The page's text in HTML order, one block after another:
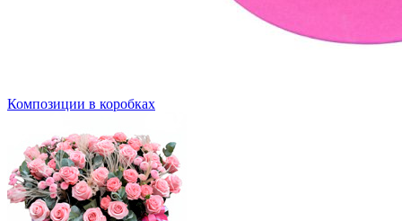
Композиции в коробках